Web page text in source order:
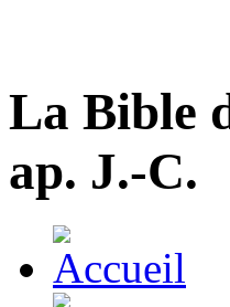
La Bible
ap. J.-C.